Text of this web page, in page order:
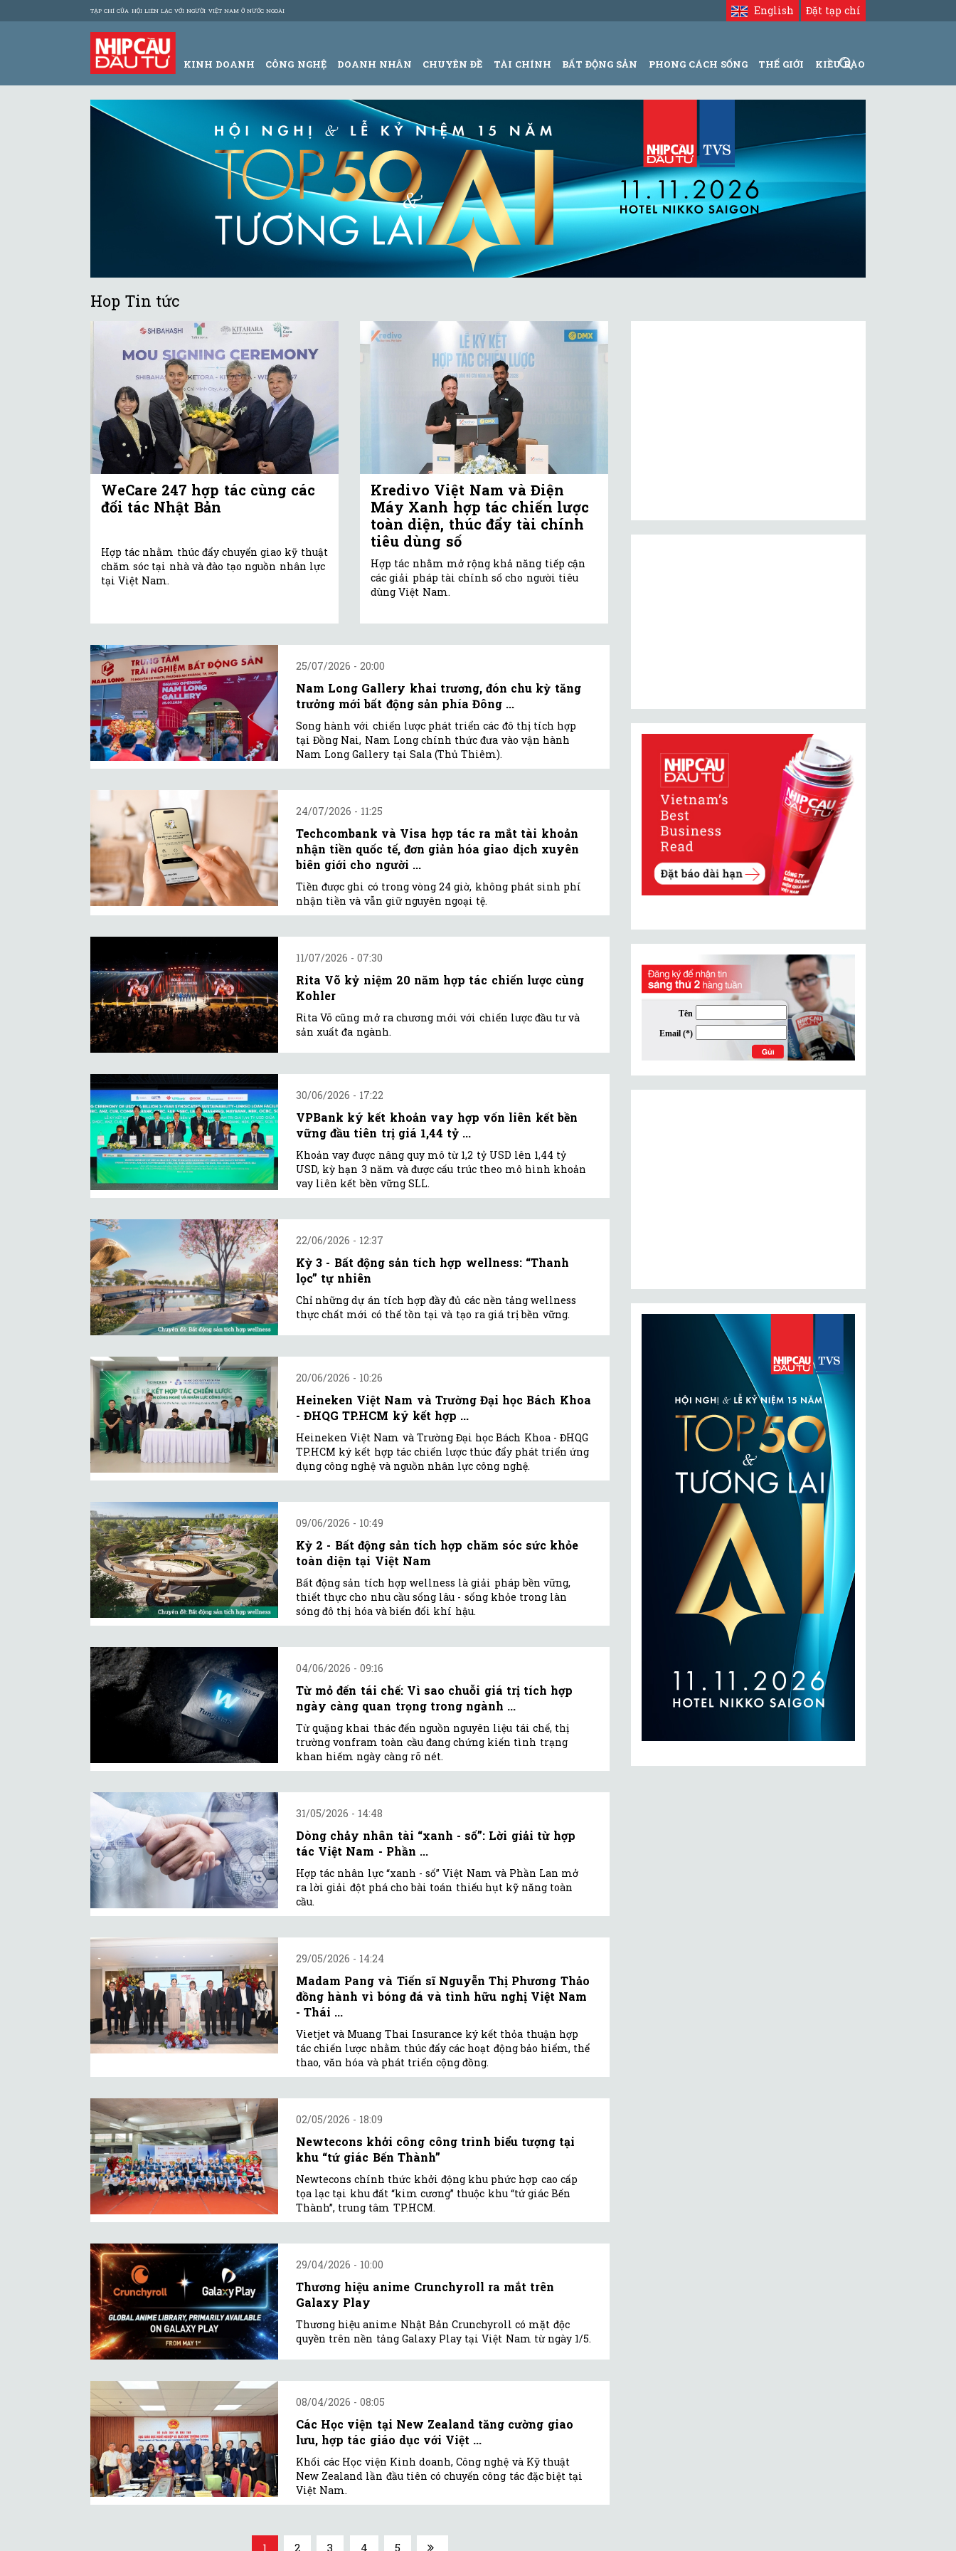
TẠP CHÍ CỦA HỘI LIÊN LẠC VỚI NGƯỜI VIỆT NAM Ở NƯỚC NGOÀI Đặt tạp chí
English
KINH DOANH CÔNG NGHỆ DOANH NHÂN CHUYÊN ĐỀ TÀI CHÍNH BẤT ĐỘNG SẢN PHONG CÁCH SỐNG THẾ GIỚI KIỀU BÀO
Hop Tin tức
WeCare 247 hợp tác cùng các
đối tác Nhật Bản
Hợp tác nhằm thúc đẩy chuyển giao kỹ thuật
chăm sóc tại nhà và đào tạo nguồn nhân lực
tại Việt Nam.
Kredivo Việt Nam và Điện
Máy Xanh hợp tác chiến lược
toàn diện, thúc đẩy tài chính
tiêu dùng số
Hợp tác nhằm mở rộng khả năng tiếp cận
các giải pháp tài chính số cho người tiêu
dùng Việt Nam.
25/07/2026 - 20:00
Nam Long Gallery khai trương, đón chu kỳ tăng
trưởng mới bất động sản phía Đông ...
Song hành với chiến lược phát triển các đô thị tích hợp
tại Đồng Nai, Nam Long chính thức đưa vào vận hành
Nam Long Gallery tại Sala (Thủ Thiêm).
24/07/2026 - 11:25
Techcombank và Visa hợp tác ra mắt tài khoản
nhận tiền quốc tế, đơn giản hóa giao dịch xuyên
biên giới cho người ...
Tiền được ghi có trong vòng 24 giờ, không phát sinh phí
nhận tiền và vẫn giữ nguyên ngoại tệ.
11/07/2026 - 07:30
Rita Võ kỷ niệm 20 năm hợp tác chiến lược cùng
Kohler
Rita Võ cũng mở ra chương mới với chiến lược đầu tư và
sản xuất đa ngành.
30/06/2026 - 17:22
VPBank ký kết khoản vay hợp vốn liên kết bền
vững đầu tiên trị giá 1,44 tỷ ...
Khoản vay được nâng quy mô từ 1,2 tỷ USD lên 1,44 tỷ
USD, kỳ hạn 3 năm và được cấu trúc theo mô hình khoản
vay liên kết bền vững SLL.
22/06/2026 - 12:37
Kỳ 3 - Bất động sản tích hợp wellness: “Thanh
lọc” tự nhiên
Chỉ những dự án tích hợp đầy đủ các nền tảng wellness
thực chất mới có thể tồn tại và tạo ra giá trị bền vững.
20/06/2026 - 10:26
Heineken Việt Nam và Trường Đại học Bách Khoa
- ĐHQG TP.HCM ký kết hợp ...
Heineken Việt Nam và Trường Đại học Bách Khoa - ĐHQG
TP.HCM ký kết hợp tác chiến lược thúc đẩy phát triển ứng
dụng công nghệ và nguồn nhân lực công nghệ.
09/06/2026 - 10:49
Kỳ 2 - Bất động sản tích hợp chăm sóc sức khỏe
toàn diện tại Việt Nam
Bất động sản tích hợp wellness là giải pháp bền vững,
thiết thực cho nhu cầu sống lâu - sống khỏe trong làn
sóng đô thị hóa và biến đổi khí hậu.
04/06/2026 - 09:16
Từ mỏ đến tái chế: Vì sao chuỗi giá trị tích hợp
ngày càng quan trọng trong ngành ...
Từ quặng khai thác đến nguồn nguyên liệu tái chế, thị
trường vonfram toàn cầu đang chứng kiến tình trạng
khan hiếm ngày càng rõ nét.
31/05/2026 - 14:48
Dòng chảy nhân tài “xanh - số”: Lời giải từ hợp
tác Việt Nam - Phần ...
Hợp tác nhân lực “xanh - số” Việt Nam và Phần Lan mở
ra lời giải đột phá cho bài toán thiếu hụt kỹ năng toàn
cầu.
29/05/2026 - 14:24
Madam Pang và Tiến sĩ Nguyễn Thị Phương Thảo
đồng hành vì bóng đá và tình hữu nghị Việt Nam
- Thái ...
Vietjet và Muang Thai Insurance ký kết thỏa thuận hợp
tác chiến lược nhằm thúc đẩy các hoạt động bảo hiểm, thể
thao, văn hóa và phát triển cộng đồng.
02/05/2026 - 18:09
Newtecons khởi công công trình biểu tượng tại
khu “tứ giác Bến Thành”
Newtecons chính thức khởi động khu phức hợp cao cấp
tọa lạc tại khu đất “kim cương” thuộc khu “tứ giác Bến
Thành”, trung tâm TP.HCM.
29/04/2026 - 10:00
Thương hiệu anime Crunchyroll ra mắt trên
Galaxy Play
Thương hiệu anime Nhật Bản Crunchyroll có mặt độc
quyền trên nền tảng Galaxy Play tại Việt Nam từ ngày 1/5.
08/04/2026 - 08:05
Các Học viện tại New Zealand tăng cường giao
lưu, hợp tác giáo dục với Việt ...
Khối các Học viện Kinh doanh, Công nghệ và Kỹ thuật
New Zealand lần đầu tiên có chuyến công tác đặc biệt tại
Việt Nam.
1 2 3 4 5